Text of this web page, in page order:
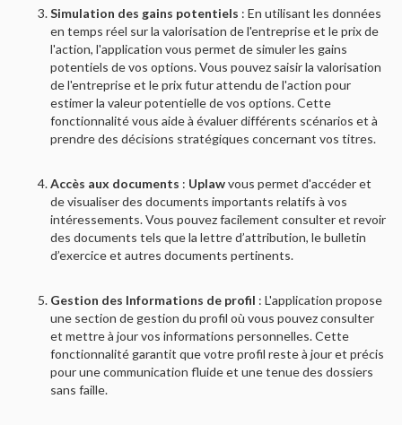
Simulation des gains potentiels : En utilisant les données
en temps réel sur la valorisation de l'entreprise et le prix de
l'action, l'application vous permet de simuler les gains
potentiels de vos options. Vous pouvez saisir la valorisation
de l'entreprise et le prix futur attendu de l'action pour
estimer la valeur potentielle de vos options. Cette
fonctionnalité vous aide à évaluer différents scénarios et à
prendre des décisions stratégiques concernant vos titres.
Accès aux documents : Uplawvous permet d'accéder et
de visualiser des documents importants relatifs à vos
intéressements. Vous pouvez facilement consulter et revoir
des documents tels que la lettre d’attribution, le bulletin
d’exercice et autres documents pertinents.
Gestion des Informations de profil : L'application propose
une section de gestion du profil où vous pouvez consulter
et mettre à jour vos informations personnelles. Cette
fonctionnalité garantit que votre profil reste à jour et précis
pour une communication fluide et une tenue des dossiers
sans faille.